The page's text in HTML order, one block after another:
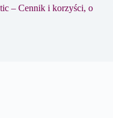
– Cennik i korzyści, o